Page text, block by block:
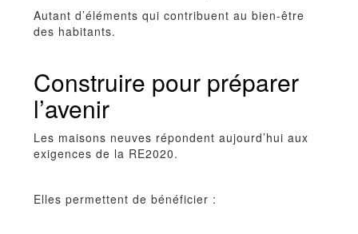
Autant d’éléments qui contribuent au bien-être
des habitants.
Construire pour préparer
l’avenir
Les maisons neuves répondent aujourd’hui aux
exigences de la RE2020.
Elles permettent de bénéficier :